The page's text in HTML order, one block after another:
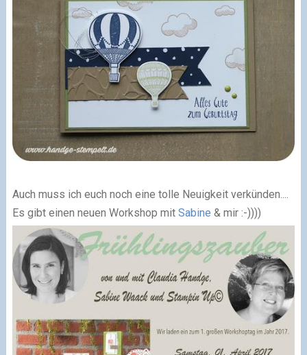
Auch muss ich euch noch eine tolle Neuigkeit verkünden....
Es gibt einen neuen Workshop mit Sabine & mir :-))))